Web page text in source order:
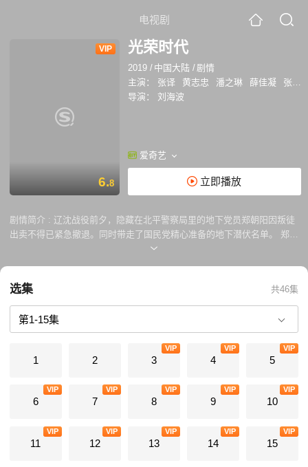
电视剧
VIP
6.8
光荣时代
2019 / 中国大陆 /剧情
主演：
张译 黄志忠 潘之琳 薛佳凝
张隽溢
导演：
刘海波
爱奇艺
立即播放
剧情简介 : 辽沈战役前夕，隐藏在北平警察局里的地下党员郑朝阳因叛徒
出卖不得已紧急撤退。同时带走了国民党精心准备的地下潜伏名单。 郑朝
阳来到西柏坡参加了接管城市的学习班，而他历尽艰险带回的名册则给北
哥哥，北平青年促进会总干事，著名医生郑朝山。 北平和平解放，郑朝阳
重返北京城。他面对的不仅仅是残存的潜伏特务和数万国民党散兵游勇，
还有神秘的“桃园”行动组，和代号凤凰的哥哥郑朝山。 兄弟两人各自代表
自己的阶级开始了针锋相对的对抗。两人明里是好兄弟，暗中使出浑身解
数，对抗不断升级。 最终，桃园行动组彻底覆灭。 北京城发生了翻天覆
地的变化。每个人都像是浴火重生一样，眼中充满的希望。
选集 共46集
1 2 3
VIP
4
VIP
5
VIP
6
VIP
7
VIP
8
VIP
9
VIP
10
VIP
11
VIP
12
VIP
13
VIP
14
VIP
15
VIP